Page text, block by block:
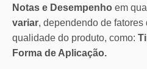
Notas e Desempenho em
variar, dependendo de fatores
qualidade do produto, como:
Forma de Aplicação.